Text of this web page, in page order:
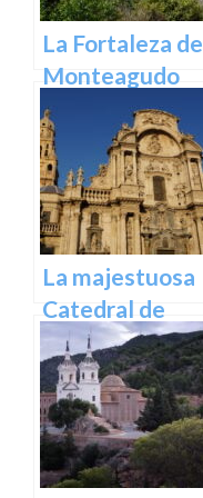
La Fortaleza de
Monteagudo
La majestuosa
Catedral de
Murcia: un
tesoro
arquitectónico
y cultural